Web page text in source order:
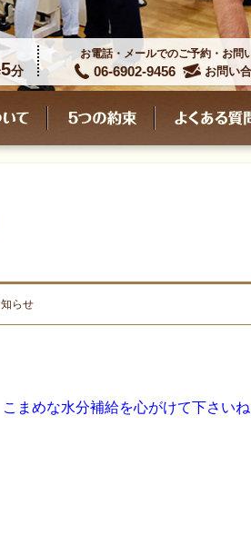
5分
お電話・メールでのご予約・お問
06-6902-9456 お問い
らせ
まめな水分補給を心がけて下さい